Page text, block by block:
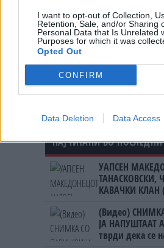
I want to opt-out of Collection,
Retention, Sale, and/or Sharing
Personal Data that Is Unrelated
Purposes for which it was
Opted Out
CONFIRM
Data Deletion Data Access
нивните
здравство
надзор
НАЈЧИТАНИ ВО
УАПСЕН
ТАНАСКОВСКИ,
КАВАЧКИ КЛАН
(Видео)
ЈА НАПУШТААТ
тврди дека се